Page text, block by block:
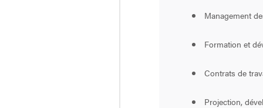
Management
Formation et
Contrats de
Projection,